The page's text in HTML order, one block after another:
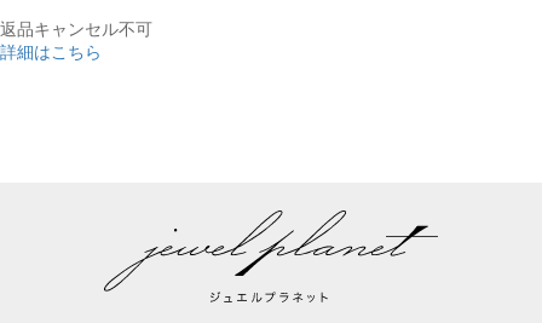
返品キャンセル不可
詳細はこちら